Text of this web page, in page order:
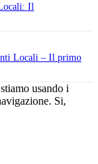
Il
Locali – Il primo
usando i
Si,